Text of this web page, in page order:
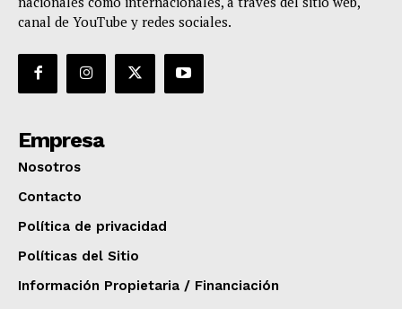
canal de YouTube y redes sociales.
Empresa
Nosotros
Contacto
Política de privacidad
Políticas del Sitio
Información Propietaria / Financiación